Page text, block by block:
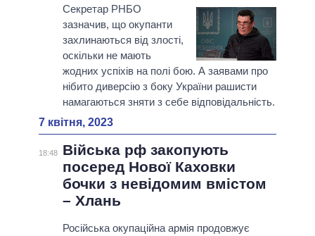
Секретар РНБО
зазначив, що окупанти
захлинаються від злості,
оскільки не мають
жодних успіхів на полі бою. А заявами про
нібито диверсію з боку України рашисти
намагаються зняти з себе відповідальність.
7 квітня, 2023
18:48
Війська рф закопують
посеред Нової Каховки
бочки з невідомим вмістом
– Хлань
Російська окупаційна армія продовжує